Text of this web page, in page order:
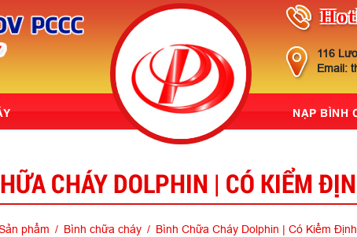
116
Email:
NẠP BÌNH
CHÁY DOLPHIN | CÓ KIỂM
phẩm Bình chữa cháy Bình Chữa Cháy Dolphin | Có Kiểm